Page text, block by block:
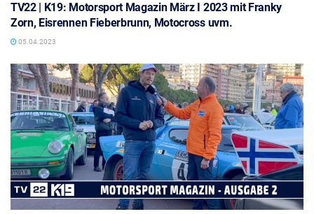
TV22 | K19: Motorsport Magazin März I 2023 mit Franky
Zorn, Eisrennen Fieberbrunn, Motocross uvm.
05.04.2023